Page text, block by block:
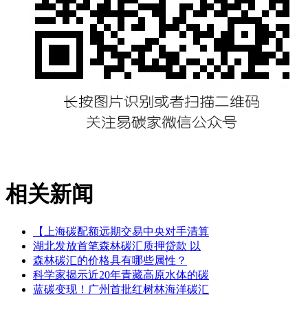
相关新闻
【上海碳配额远期交易中央对手清算
湖北发放首笔森林碳汇质押贷款 以
森林碳汇的价格具有哪些属性？
科学家揭示近20年青藏高原水体的碳
蓝碳变现！广州首批红树林海洋碳汇